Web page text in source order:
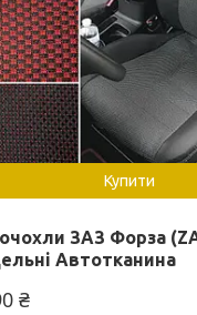
Купити
ЗАЗ Форза
Автотканина
₴